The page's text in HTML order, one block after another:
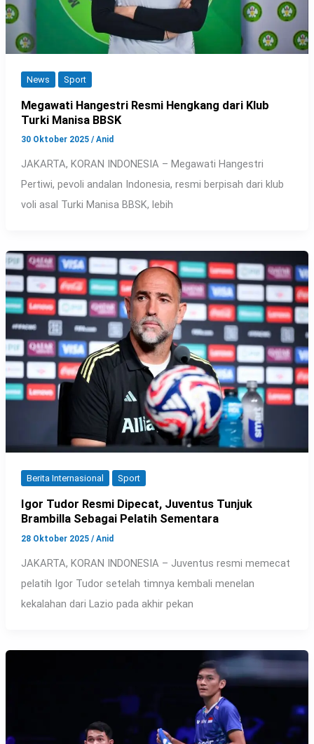
News Sport
Megawati Hangestri Resmi Hengkang dari Klub
Turki Manisa BBSK
30 Oktober 2025 /Anid
JAKARTA, KORAN INDONESIA – Megawati Hangestri
Pertiwi, pevoli andalan Indonesia, resmi berpisah dari klub
voli asal Turki Manisa BBSK, lebih
Berita Internasional Sport
Igor Tudor Resmi Dipecat, Juventus Tunjuk
Brambilla Sebagai Pelatih Sementara
28 Oktober 2025 /Anid
JAKARTA, KORAN INDONESIA – Juventus resmi memecat
pelatih Igor Tudor setelah timnya kembali menelan
kekalahan dari Lazio pada akhir pekan